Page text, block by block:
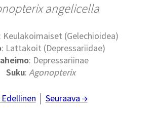
angelicella
Keulakoimaiset (Gelechioidea)
: Lattakoit (Depressariidae)
: Depressariinae
Suku: Agonopterix
Seuraava →